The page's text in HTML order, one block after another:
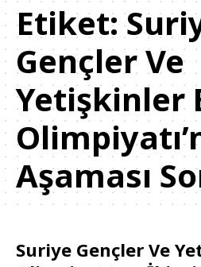
Etiket:
Gençler Ve
Yetişkinler
Aşaması
Suriye Gençler Ve